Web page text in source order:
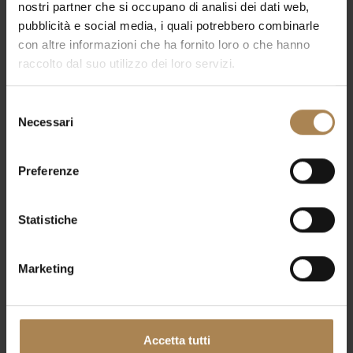
nostri partner che si occupano di analisi dei dati web,
pubblicità e social media, i quali potrebbero combinarle
con altre informazioni che ha fornito loro o che hanno
raccolto dal suo utilizzo dei loro servizi.
delNecessari
Preferenze
Statistiche
Marketing
Accetta tutti
In posizione privilegiata, circondato da un parco alle
porte di Milano e dotato diampio parcheggio